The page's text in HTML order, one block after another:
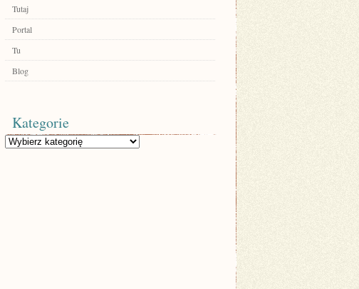
Tutaj
Portal
Tu
Blog
Kategorie
Kategorie